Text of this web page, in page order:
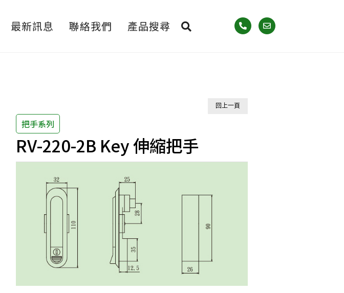
最新訊息 聯絡我們 產品搜尋
回上一頁
把手系列
RV-220-2B Key 伸縮把手